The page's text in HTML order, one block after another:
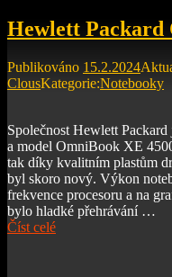
Hewlett Packard
Publikováno 15.2.2024
ClousKategorie:Notebooky
Společnost Hewlett
a model OmniBook XE
tak díky kvalitním plastům
byl skoro nový. Výkon
frekvence procesoru a na
bylo hladké přehrávání …
Číst celé